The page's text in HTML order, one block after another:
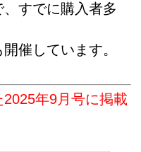
すでに購入者多
催しています。
年9月号に掲載